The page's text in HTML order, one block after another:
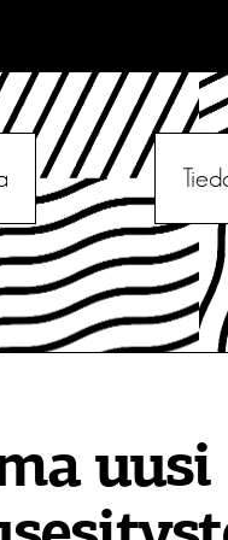
uusi